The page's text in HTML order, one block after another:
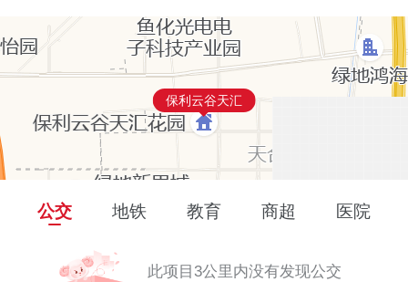
保利云谷天汇
公交 地铁 教育 商超 医院
此项目3公里内没有发现公交